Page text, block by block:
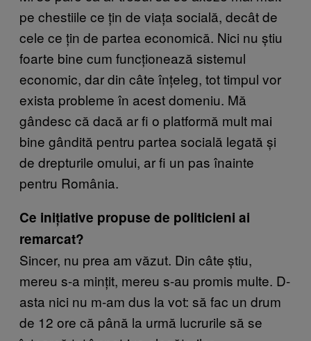
pe chestiile ce țin de viața socială, decât de
cele ce țin de partea economică. Nici nu știu
foarte bine cum funcționează sistemul
economic, dar din câte înțeleg, tot timpul vor
exista probleme în acest domeniu. Mă
gândesc că dacă ar fi o platformă mult mai
bine gândită pentru partea socială legată și
de drepturile omului, ar fi un pas înainte
pentru România.
Ce inițiative propuse de politicieni ai
remarcat?
Sincer, nu prea am văzut. Din câte știu,
mereu s-a mințit, mereu s-au promis multe. D-
asta nici nu m-am dus la vot: să fac un drum
de 12 ore că până la urmă lucrurile să se